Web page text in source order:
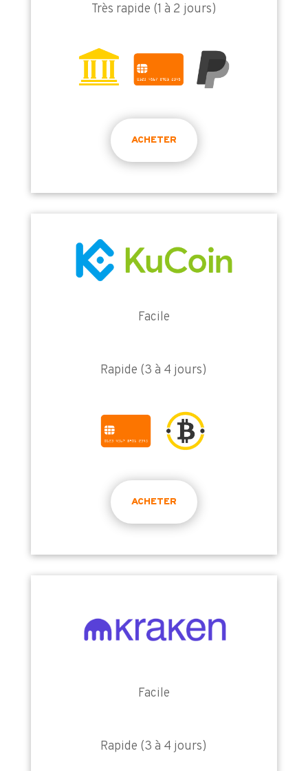
Très rapide (1 à 2 jours)
ACHETER
Facile
Rapide (3 à 4 jours)
ACHETER
Facile
Rapide (3 à 4 jours)